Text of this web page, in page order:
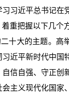
习近平总书记在
重把握以下几个
大的主题。高
近平新时代中国
信自强、守正创
主义现代化国家